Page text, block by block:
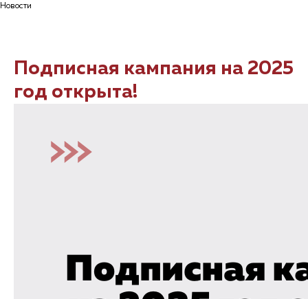
Новости
Подписная кампания на 2025
год открыта!